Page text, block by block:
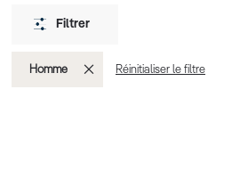
Filtrer
Homme Supprimer
Réinitialiser le filtre